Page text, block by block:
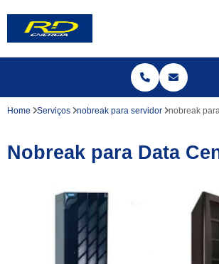
Home Serviços nobreak para servidor nobreak
Nobreak para Data